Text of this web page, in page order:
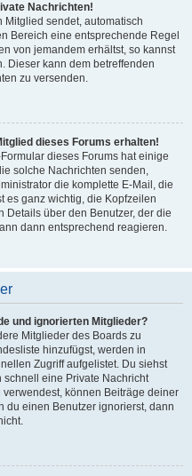
Nachrichten!
Mitglied sendet, automatisch
Bereich eine entsprechende Regel
von jemandem erhältst, so kannst
Dieser kann dem betreffenden
zu versenden.
dieses Forums erhalten!
dieses Forums hat einige
solche Nachrichten senden,
die komplette E-Mail, die
es ganz wichtig, die Kopfzeilen
Details über den Benutzer, der die
dann entsprechend reagieren.
und ignorierten Mitglieder?
Mitglieder des Boards zu
hinzufügst, werden in
Zugriff aufgelistet. Du siehst
eine Private Nachricht
können Beiträge deiner
du einen Benutzer ignorierst, dann